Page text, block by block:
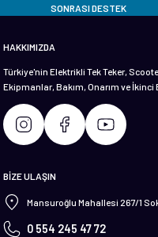
SONRASI DESTEK
HAKKIMIZDA
Türkiye'nin Elektrikli Tek Teker,
Ekipmanlar, Bakım, Onarım ve
BİZE ULAŞIN
Mansuroğlu Mahallesi 267/1
0 554 245 47 72